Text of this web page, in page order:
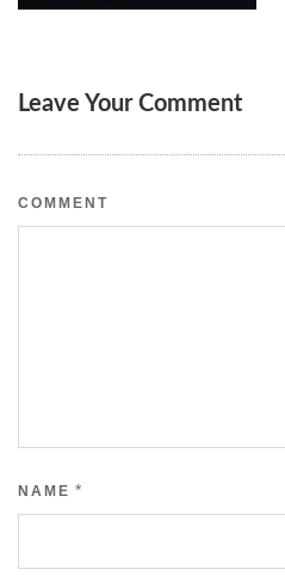
Leave Your Comment
COMMENT
NAME *